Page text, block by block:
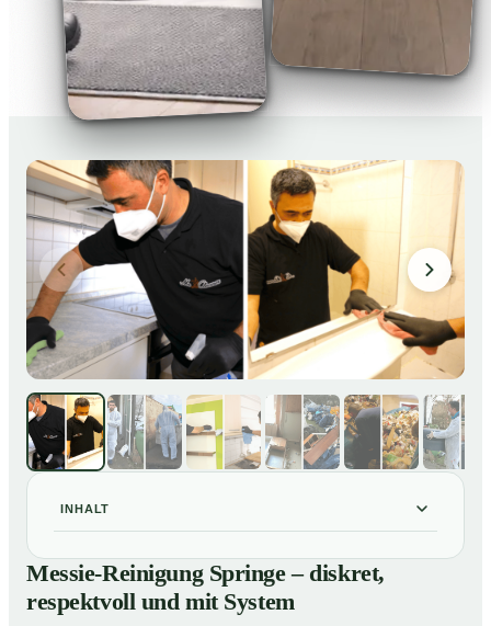
INHALT
Messie-Reinigung Springe – diskret, respektvoll und
mit System
Warum professionelle Hilfe bei einer Messie-Wohnung
Messie-Reinigung Springe – diskret,
respektvoll und mit System